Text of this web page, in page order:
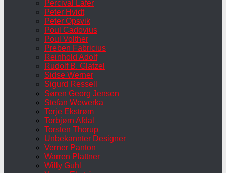
Percival Lafer
Peter Hvidt
Peter Opsvik
Poul Cadovius
Poul Volther
Preben Fabricius
Reinhold Adolf
Rudolf B. Glatzel
Sidse Werner
Sigurd Ressell
Søren Georg Jensen
Stefan Wewerka
Terje Ekstrøm
Torbjørn Afdal
Torsten Thorup
Unbekannter Designer
Verner Panton
Warren Plattner
Willy Guhl